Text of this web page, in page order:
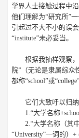
学界人士接触过程中
他们理解为“研究所”
引起过不大不小的误
“institute”未必妥当。
根据我抽样观察
院”（无论是隶属综众
都称“school”或
它们大致吁以归
1.“大学名称
2.“大学名称（其
“University”—词的）+